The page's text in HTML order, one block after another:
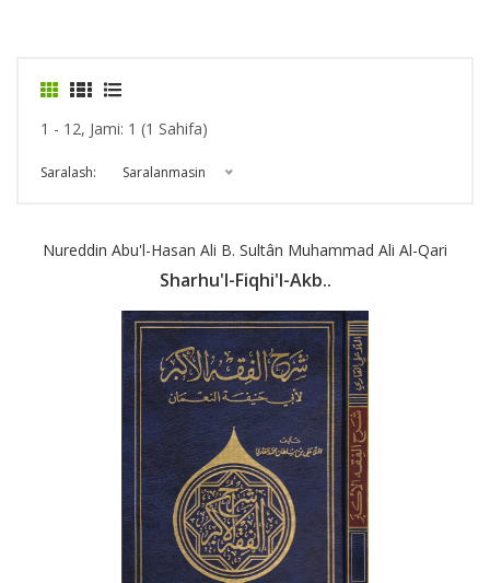
1 - 12, Jami: 1 (1 Sahifa)
Saralash: Saralanmasin
Nureddin Abu'l-Hasan Ali B. Sultân Muhammad Ali Al-Qari
Sharhu'l-Fiqhi'l-Akb..